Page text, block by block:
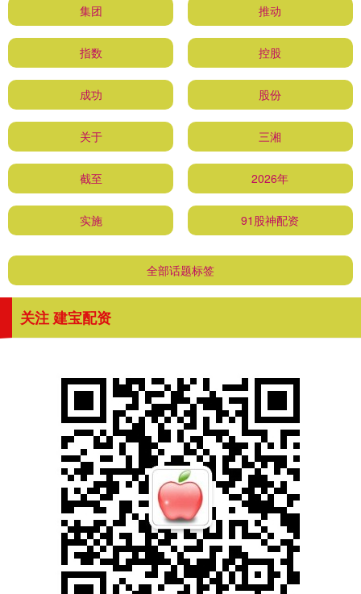
集团 推动
指数 控股
成功 股份
关于 三湘
截至 2026年
实施 91股神配资
全部话题标签
关注 建宝配资